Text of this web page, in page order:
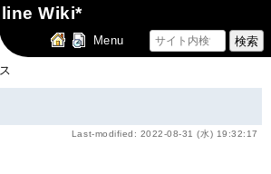
Wiki*
Menu
Last-modified: 2022-08-31 (水) 19:32:17